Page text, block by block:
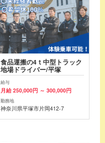
食品運搬の4ｔ中型トラック
地場ドライバー/平塚
給与
月給 250,000円 ～ 300,000円
勤務地
神奈川県平塚市片岡412-7